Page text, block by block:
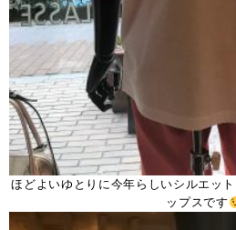
ほどよいゆとりに今年らしいシルエッ
ップスです